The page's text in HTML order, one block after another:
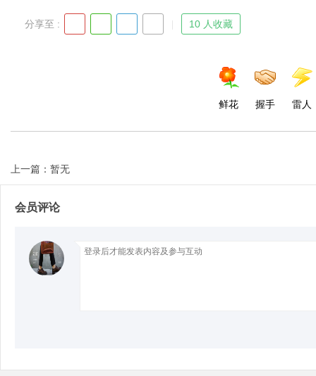
分享至 : 10 人收藏
鲜花 握手 雷人
上一篇：暂无
会员评论